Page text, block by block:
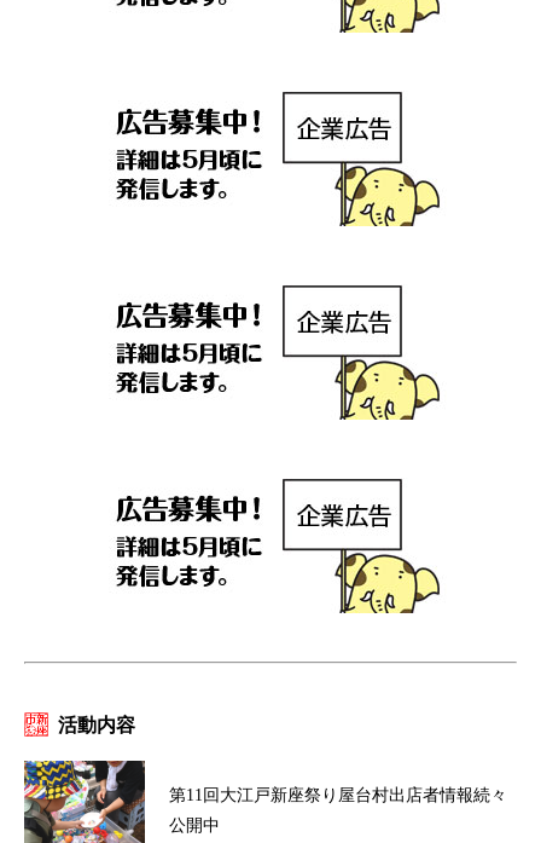
活動内容
第11回大江戸新座祭り屋台村出店者情報続々
公開中